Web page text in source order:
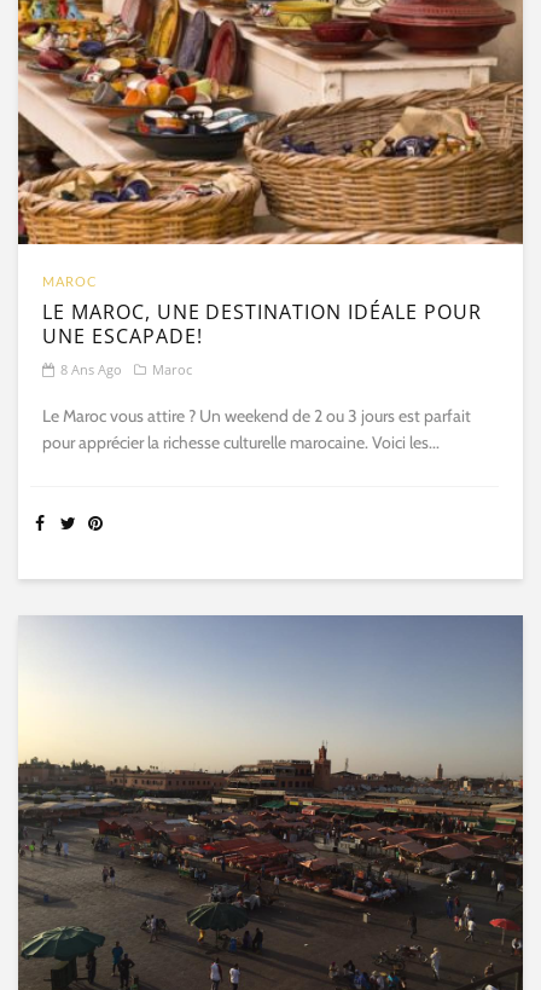
MAROC
LE MAROC, UNE DESTINATION IDÉALE POUR
UNE ESCAPADE!
8 Ans Ago Maroc
Le Maroc vous attire ? Un weekend de 2 ou 3 jours est parfait
pour apprécier la richesse culturelle marocaine. Voici les...